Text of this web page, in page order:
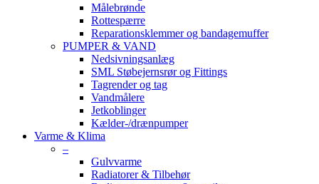
Målebrønde
Rottespærre
Reparationsklemmer og bandagemuffer
PUMPER & VAND
Nedsivningsanlæg
SML Støbejernsrør og Fittings
Tagrender og tag
Vandmålere
Jetkoblinger
Kælder-/drænpumper
Varme & Klima
–
Gulvvarme
Radiatorer & Tilbehør